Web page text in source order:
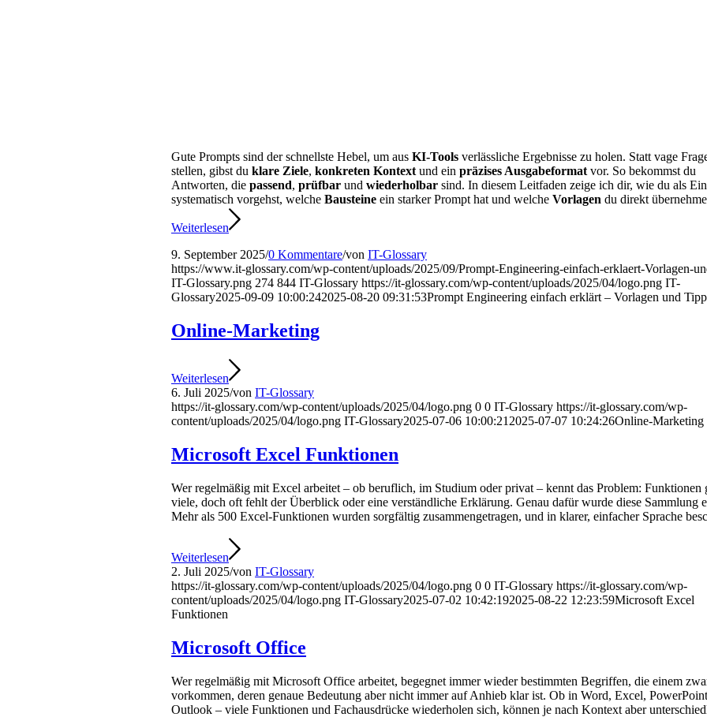
Gute Prompts sind der schnellste Hebel, um aus KI-Tools verlässliche Ergebnisse zu holen. Statt vage
stellen, gibst du klare Ziele, konkreten Kontext und ein präzises Ausgabeformat vor. So bekommst du
Antworten, die passend, prüfbar und wiederholbar sind. In diesem Leitfaden zeige ich dir, wie du als
systematisch vorgehst, welche Bausteine ein starker Prompt hat und welche Vorlagen du direkt
Weiterlesen
9. September 2025/0 Kommentare/von IT-Glossary
https://www.it-glossary.com/wp-content/uploads/2025/09/Prompt-Engineering-einfach-erklaert-Vorlagen-
IT-Glossary.png 274 844 IT-Glossary https://it-glossary.com/wp-content/uploads/2025/04/logo.png IT-
Glossary2025-09-09 10:00:242025-08-20 09:31:53Prompt Engineering einfach erklärt – Vorlagen und
Online-Marketing
Weiterlesen
6. Juli 2025/von IT-Glossary
https://it-glossary.com/wp-content/uploads/2025/04/logo.png 0 0 IT-Glossary https://it-glossary.com/wp-
content/uploads/2025/04/logo.png IT-Glossary2025-07-06 10:00:21 2025-07-07 10:24:26Online-Marketing
Microsoft Excel Funktionen
Wer regelmäßig mit Excel arbeitet – ob beruflich, im Studium oder privat – kennt das Problem: Funktionen
viele, doch oft fehlt der Überblick oder eine verständliche Erklärung. Genau dafür wurde diese Sammlung
Mehr als 500 Excel-Funktionen wurden sorgfältig zusammengetragen, und in klarer, einfacher Sprache
Weiterlesen
2. Juli 2025/von IT-Glossary
https://it-glossary.com/wp-content/uploads/2025/04/logo.png 0 0 IT-Glossary https://it-glossary.com/wp-
content/uploads/2025/04/logo.png IT-Glossary2025-07-02 10:42:192025-08-22 12:23:59Microsoft Excel
Funktionen
Microsoft Office
Wer regelmäßig mit Microsoft Office arbeitet, begegnet immer wieder bestimmten Begriffen, die einem
vorkommen, deren genaue Bedeutung aber nicht immer auf Anhieb klar ist. Ob in Word, Excel,
Outlook – viele Funktionen und Fachausdrücke wiederholen sich, können je nach Kontext aber